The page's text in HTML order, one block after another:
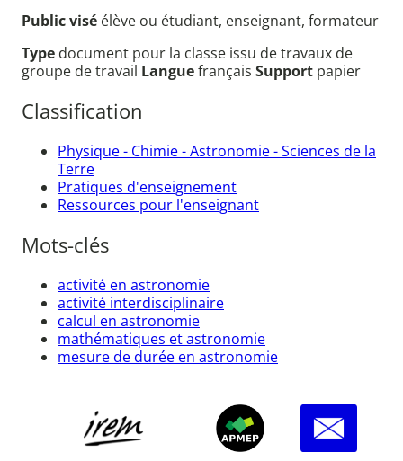
Public visé élève ou étudiant, enseignant, formateur
Type document pour la classe issu de travaux de
groupe de travail Languefrançais Support papier
Classification
Physique - Chimie - Astronomie - Sciences de la
Terre
Pratiques d'enseignement
Ressources pour l'enseignant
Mots-clés
activité en astronomie
activité interdisciplinaire
calcul en astronomie
mathématiques et astronomie
mesure de durée en astronomie